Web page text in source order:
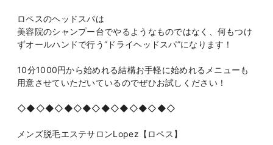
ロペスのヘッドスパは
美容院のシャンプー台でやるようなものではなく、何もつけ
ずオールハンドで行う“ドライヘッドスパ”になります！
10分1000円から始めれる結構お手軽に始めれるメニューも
用意させていただいているのでぜひお試しください！
◇◆◇◆◇◆◇◆◇◆◇◆◇◆◇◆◇
メンズ脱毛エステサロンLopez【ロペス】